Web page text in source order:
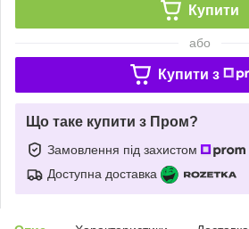
Купити
або
Купити з
Що таке купити з Пром?
Замовлення під захистом
Доступна доставка